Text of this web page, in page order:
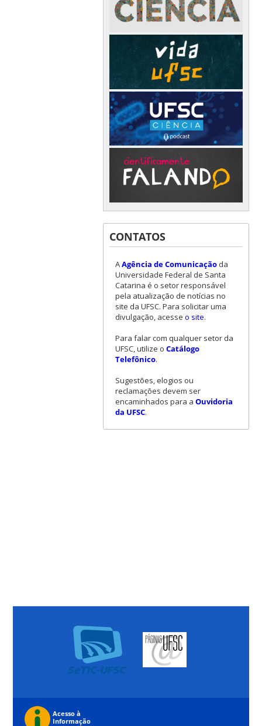
CONTATOS
AAgência de Comunicaçãoda
Universidade Federal de Santa
Catarina é o setor responsável
pela atualização de notícias no
site da UFSC. Para solicitar uma
divulgação, acesse o site.
Para falar com qualquer setor da
UFSC, utilize o Catálogo
Telefônico.
Sugestões, elogios ou
reclamações devem ser
encaminhados para a Ouvidoria
da UFSC.